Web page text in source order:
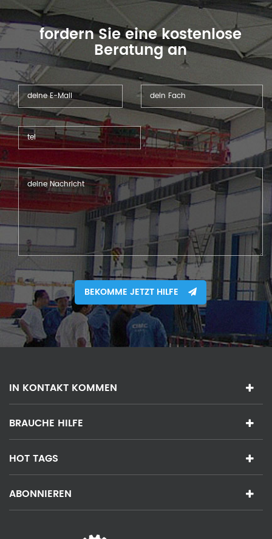
fordern Sie eine kostenlose
Beratung an
BEKOMME JETZT HILFE
IN KONTAKT KOMMEN
BRAUCHE HILFE
HOT TAGS
ABONNIEREN